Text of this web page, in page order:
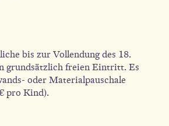
bis zur Vollendung des 18.
grundsätzlich freien Eintritt. Es
oder Materialpauschale
pro Kind).